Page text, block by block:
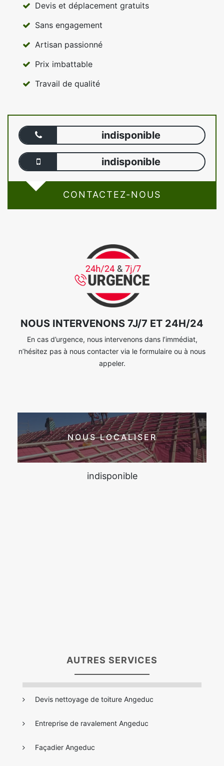
Devis et déplacement gratuits
Sans engagement
Artisan passionné
Prix imbattable
Travail de qualité
indisponible
indisponible
CONTACTEZ-NOUS
NOUS INTERVENONS 7J/7 ET 24H/24
En cas d’urgence, nous intervenons dans l’immédiat,
n’hésitez pas à nous contacter via le formulaire ou à nous
appeler.
NOUS LOCALISER
indisponible
AUTRES SERVICES
Devis nettoyage de toiture Angeduc
Entreprise de ravalement Angeduc
Façadier Angeduc